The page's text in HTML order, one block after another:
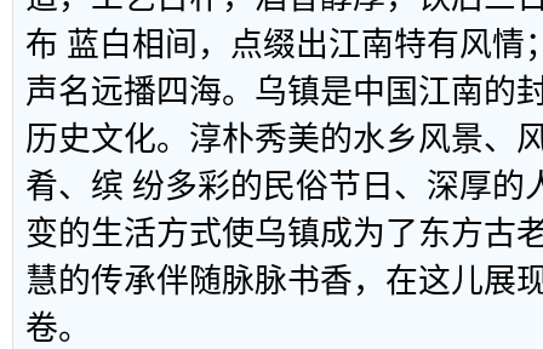
布 蓝白相间，点缀出江南特有风情
声名远播四海。乌镇是中国江南的
历史文化。淳朴秀美的水乡风景、
肴、缤 纷多彩的民俗节日、深厚的
变的生活方式使乌镇成为了东方古
慧的传承伴随脉脉书香，在这儿展
卷。